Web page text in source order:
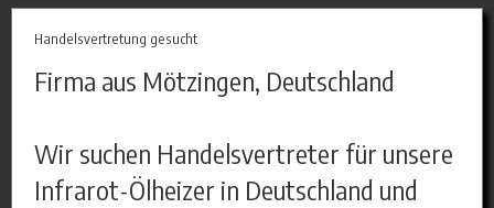
Handelsvertretung gesucht
Firma aus Mötzingen, Deutschland
Wir suchen Handelsvertreter für unsere
Infrarot-Ölheizer in Deutschland und